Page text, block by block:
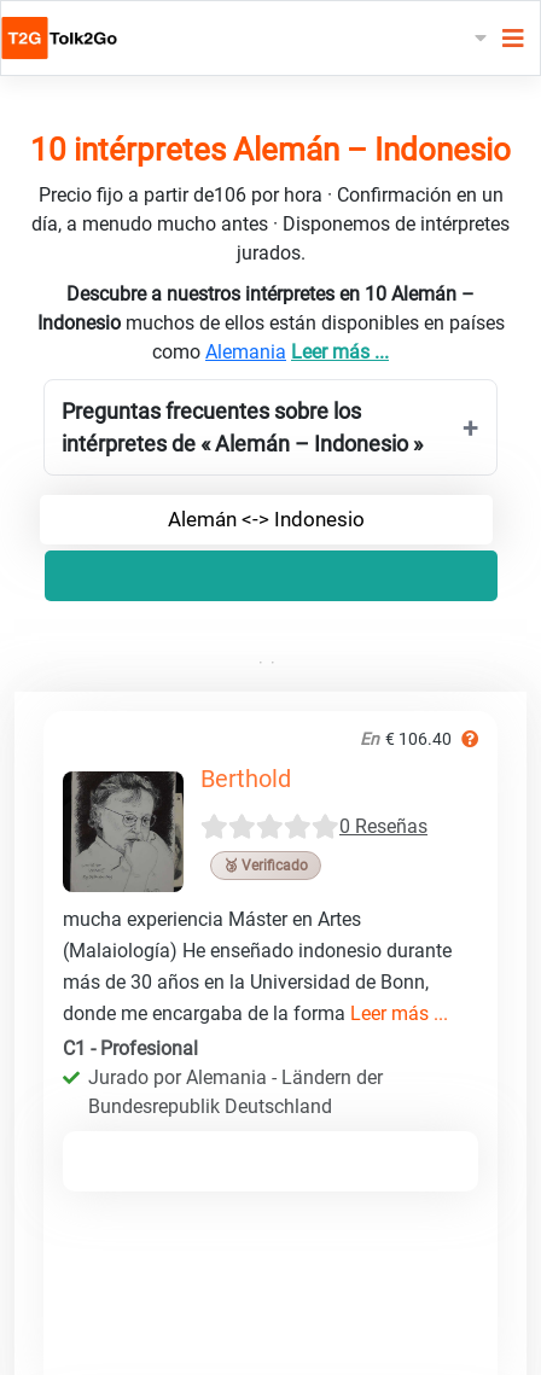
10 intérpretes Alemán – Indonesio
Precio fijo a partir de106 por hora · Confirmación en un
día, a menudo mucho antes · Disponemos de intérpretes
jurados.
Descubre a nuestros intérpretes en 10 Alemán –
Indonesio muchos de ellos están disponibles en países
como Alemania Leer más ...
Preguntas frecuentes sobre los
intérpretes de « Alemán – Indonesio »
Alemán <-> Indonesio
En € 106.40
Berthold
0 Reseñas
🥉 Verificado
mucha experiencia Máster en Artes
(Malaiología) He enseñado indonesio durante
más de 30 años en la Universidad de Bonn,
donde me encargaba de la forma Leer más ...
C1 - Profesional
Jurado por Alemania - Ländern der
Bundesrepublik Deutschland